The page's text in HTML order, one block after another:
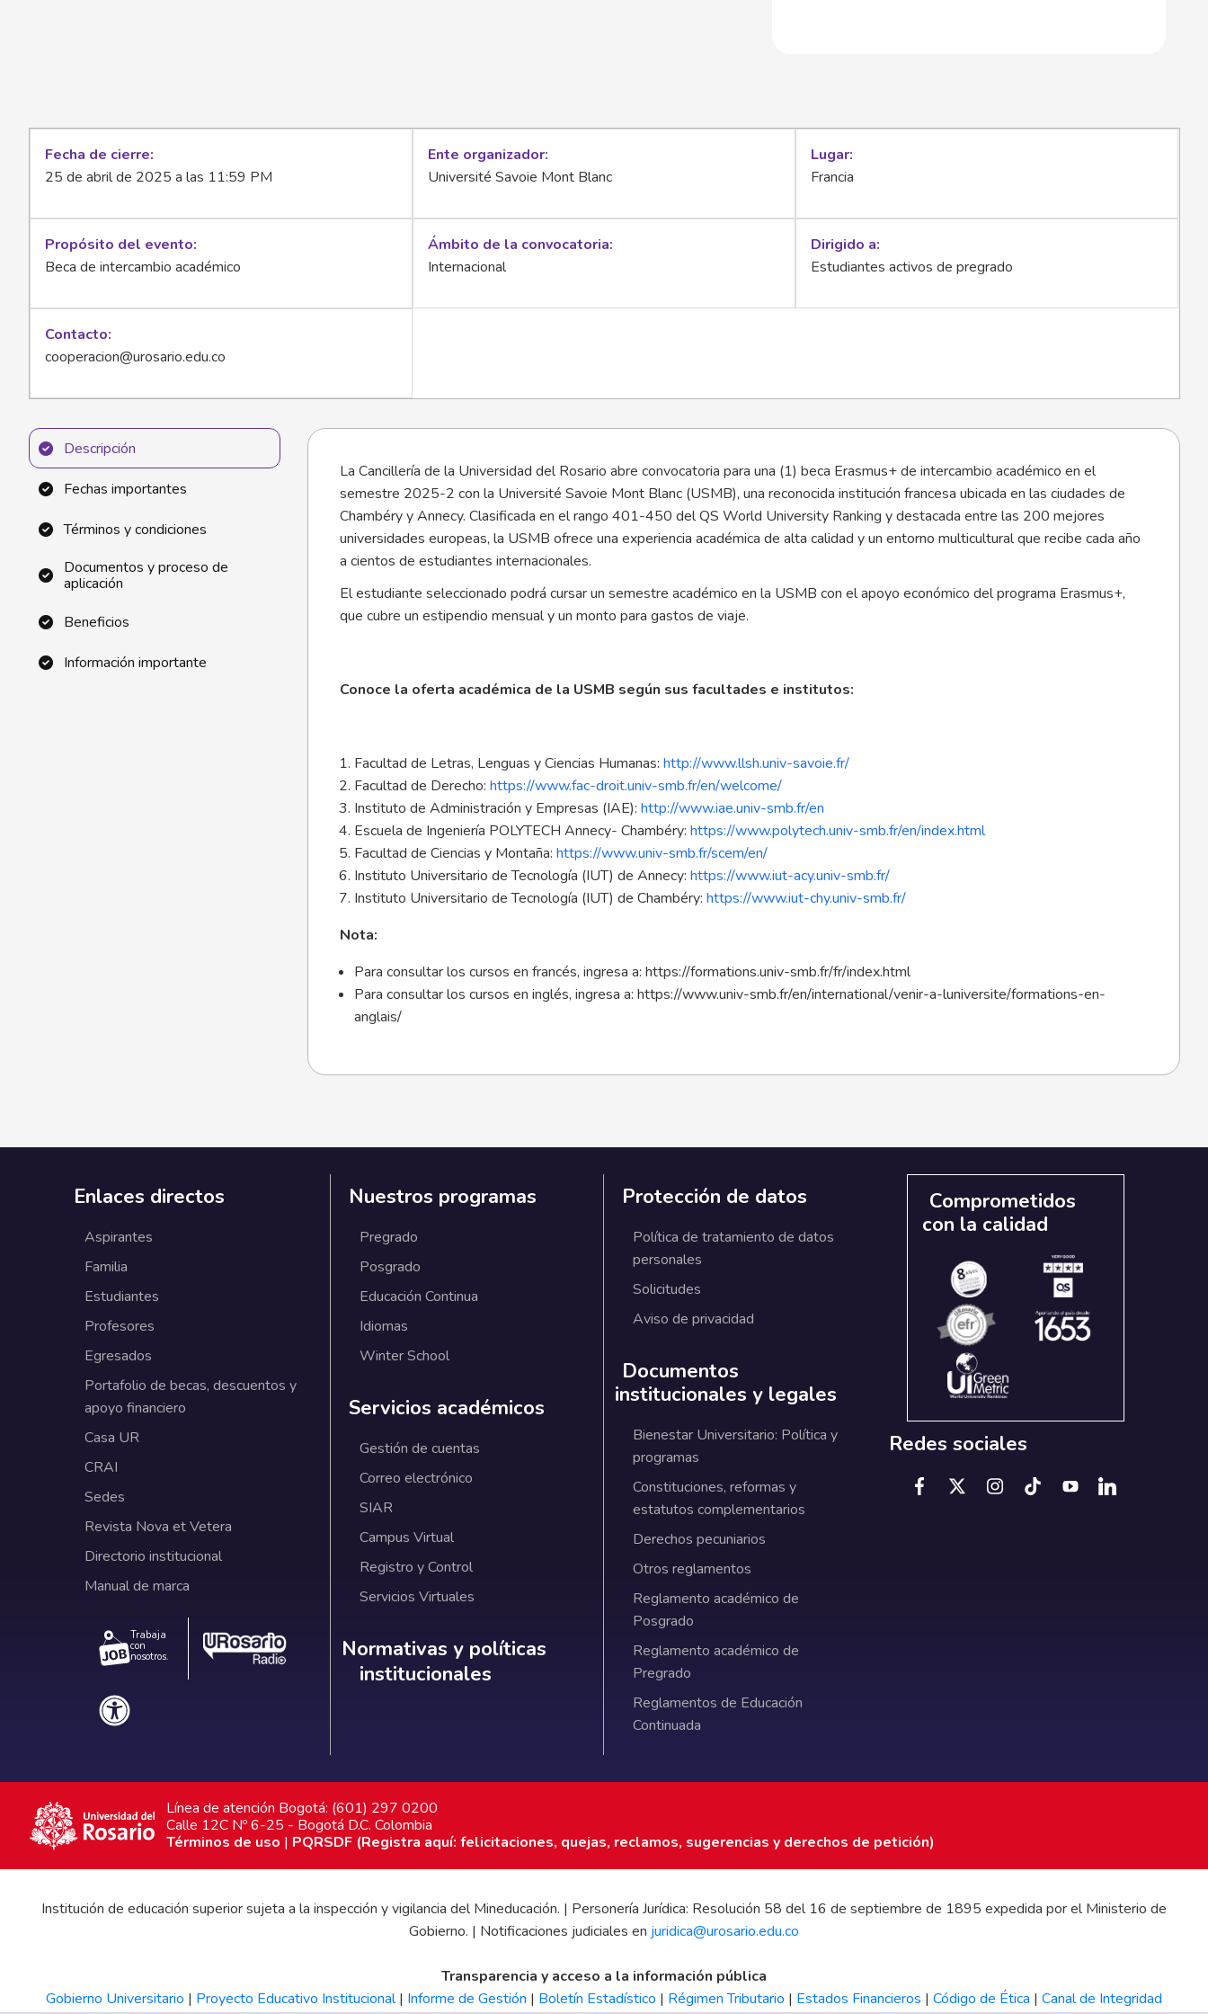
Fecha de cierre
25 de abril de 2025 a las 11:59 PM
Ente organizador
Université Savoie Mont Blanc
Lugar
Francia
Propósito del evento
Beca de intercambio académico
Ámbito de la convocatoria
Internacional
Dirigido a
Estudiantes activos de pregrado
Contacto
cooperacion@urosario.edu.co
Descripción
Fechas importantes
Términos y condiciones
Documentos y proceso de
aplicación
Beneficios
Información importante
La Cancillería de la Universidad del Rosario abre convocatoria para una (1) beca Erasmus+ de intercambio académico en el
semestre 2025-2 con la Université Savoie Mont Blanc (USMB), una reconocida institución francesa ubicada en las ciudades de
Chambéry y Annecy. Clasificada en el rango 401-450 del QS World University Ranking y destacada entre las 200 mejores
universidades europeas, la USMB ofrece una experiencia académica de alta calidad y un entorno multicultural que recibe cada año
a cientos de estudiantes internacionales.
El estudiante seleccionado podrá cursar un semestre académico en la USMB con el apoyo económico del programa Erasmus+,
que cubre un estipendio mensual y un monto para gastos de viaje.
Conoce la oferta académica de la USMB según sus facultades e institutos:
Facultad de Letras, Lenguas y Ciencias Humanas: http://www.llsh.univ-savoie.fr/
Facultad de Derecho: https://www.fac-droit.univ-smb.fr/en/welcome/
Instituto de Administración y Empresas (IAE): http://www.iae.univ-smb.fr/en
Escuela de Ingeniería POLYTECH Annecy- Chambéry: https://www.polytech.univ-smb.fr/en/index.html
Facultad de Ciencias y Montaña: https://www.univ-smb.fr/scem/en/
Instituto Universitario de Tecnología (IUT) de Annecy: https://www.iut-acy.univ-smb.fr/
Instituto Universitario de Tecnología (IUT) de Chambéry: https://www.iut-chy.univ-smb.fr/
Nota:
Para consultar los cursos en francés, ingresa a: https://formations.univ-smb.fr/fr/index.html
Para consultar los cursos en inglés, ingresa a: https://www.univ-smb.fr/en/international/venir-a-luniversite/formations-en-
anglais/
Enlaces directos
Aspirantes
Familia
Estudiantes
Profesores
Egresados
Portafolio de becas, descuentos y
apoyo financiero
Casa UR
CRAI
Sedes
Revista Nova et Vetera
Directorio institucional
Manual de marca
Trabaja
con
nosotros.
Nuestros programas
Pregrado
Posgrado
Educación Continua
Idiomas
Winter School
Servicios académicos
Gestión de cuentas
Correo electrónico
SIAR
Campus Virtual
Registro y Control
Servicios Virtuales
Normativas y políticas institucionales
Normativas y políticas
institucionales
Protección de datos
Política de tratamiento de datos
personales
Solicitudes
Aviso de privacidad
Documentos
institucionales y legales
Bienestar Universitario: Política y
programas
Constituciones, reformas y
estatutos complementarios
Derechos pecuniarios
Otros reglamentos
Reglamento académico de
Posgrado
Reglamento académico de
Pregrado
Reglamentos de Educación
Continuada
Comprometidos
con la calidad
Redes sociales
Línea de atención Bogotá: (601) 297 0200
Calle 12C Nº 6-25 - Bogotá D.C. Colombia
Términos de uso | PQRSDF (Registra aquí: felicitaciones, quejas, reclamos, sugerencias y derechos de petición)
Institución de educación superior sujeta a la inspección y vigilancia del Mineducación. | Personería Jurídica: Resolución 58 del 16 de septiembre de 1895 expedida por el Ministerio de
Gobierno. | Notificaciones judiciales en juridica@urosario.edu.co
Transparencia y acceso a la información pública
Gobierno Universitario | Proyecto Educativo Institucional| Informe de Gestión | Boletín Estadístico | Régimen Tributario | Estados Financieros | Código de Ética | Canal de Integridad